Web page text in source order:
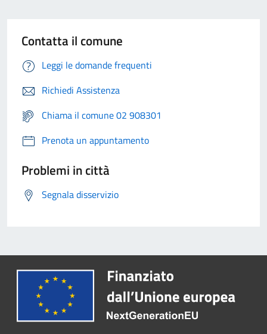
Contatta il comune
Leggi le domande frequenti
Richiedi Assistenza
Chiama il comune 02 908301
Prenota un appuntamento
Problemi in città
Segnala disservizio